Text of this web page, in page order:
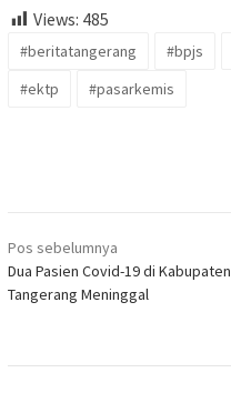
Views: 485
#beritatangerang #bpjs
#ektp
#pasarkemis
Navigasi
pos
Pos sebelumnya
Dua Pasien Covid-19 di Kabupaten
Tangerang Meninggal